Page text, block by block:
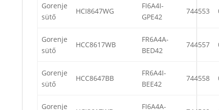
Gorenje
sütő
HCI8647WG
FI6A4I-
GPE42
744553
Gorenje
sütő
HCC8617WB
FR6A4A-
BED42
744557
Gorenje
sütő
HCC8647BB
FR6A4I-
BEE42
744558
Gorenje
FI6A4A-